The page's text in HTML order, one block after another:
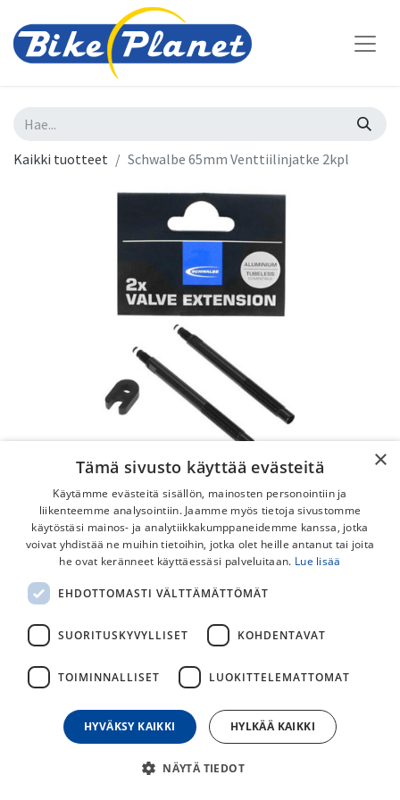
Kaikki tuotteet Schwalbe 65mm Venttiilinjatke 2kpl
Schwalbe 65mm Venttiilinjatke 2kpl
Presta-venttiilille sopiva 65mm pitkä
20,00
päivän alin hinta
×
Tämä sivusto käyttää evästeitä
Käytämme evästeitä sisällön, mainosten personointiin ja
liikenteemme analysointiin. Jaamme myös tietoja sivustomme
käytöstäsi mainos- ja analytiikkakumppaneidemme kanssa, jotka
voivat yhdistää ne muihin tietoihin, jotka olet heille antanut tai joita
he ovat keränneet käyttäessäsi palveluitaan. Lue lisää
EHDOTTOMASTI VÄLTTÄMÄTTÖMÄT
SUORITUSKYVYLLISET KOHDENTAVAT
TOIMINNALLISET LUOKITTELEMATTOMAT
HYVÄKSY KAIKKI HYLKÄÄ KAIKKI
NÄYTÄ TIEDOT